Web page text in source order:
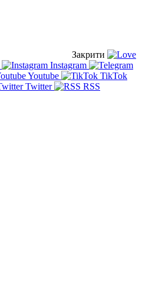
Закрити
Instagram
Youtube
TikTok
Twitter RSS